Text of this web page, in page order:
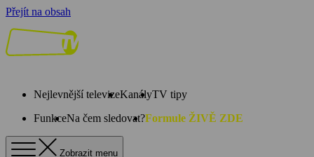
Přejít na obsah
Nejlevnější televizeKanályTV tipy
FunkceNa čem sledovat?Formule ŽIVĚ ZDE
Zobrazit menu